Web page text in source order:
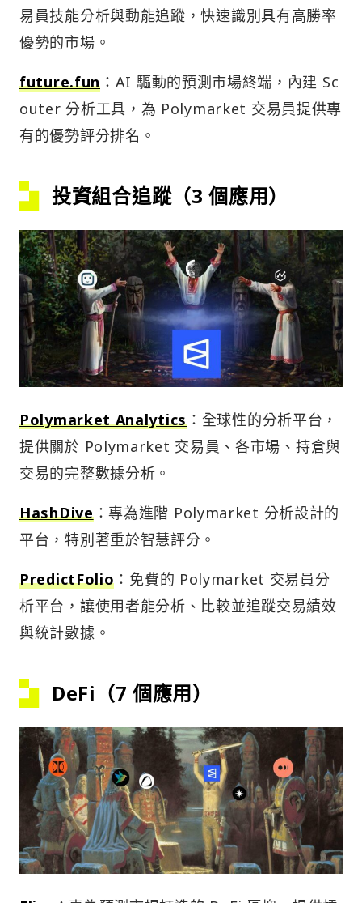
易員技能分析與動能追蹤，快速識別具有高勝率
優勢的市場。
future.fun ：AI 驅動的預測市場終端，內建 Sc
outer 分析工具，為 Polymarket 交易員提供專
有的優勢評分排名。
投資組合追蹤（3 個應用）
Polymarket Analytics ：全球性的分析平台，
提供關於 Polymarket 交易員、各市場、持倉與
交易的完整數據分析。
HashDive：專為進階 Polymarket 分析設計的
平台，特別著重於智慧評分。
PredictFolio ：免費的 Polymarket 交易員分
析平台，讓使用者能分析、比較並追蹤交易績效
與統計數據。
DeFi（7 個應用）